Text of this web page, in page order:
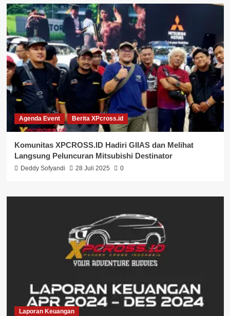
Agenda Event Berita XPcross.id
Komunitas XPCROSS.ID Hadiri GIIAS dan Melihat
Langsung Peluncuran Mitsubishi Destinator
Deddy Sofyandi 28 Juli 2025 0
Laporan Keuangan